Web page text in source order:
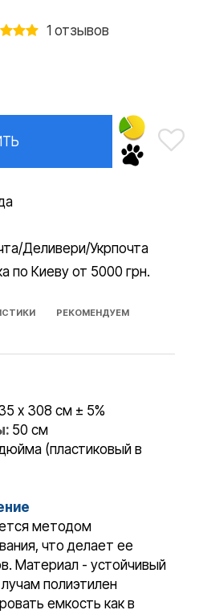
1 отзывов
Деливери/Укрпочта
по Киеву от 5000 грн.
РЕКОМЕНДУЕМ
x 308 см ± 5%
50 см
(пластиковый в
методом
что делает ее
Материал - устойчивый
полиэтилен
емкость как в